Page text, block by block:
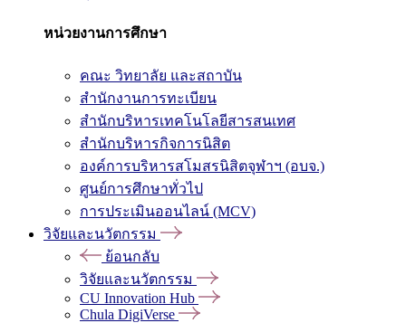
หน่วยงานการศึกษา
คณะ วิทยาลัย และสถาบัน
สำนักงานการทะเบียน
สำนักบริหารเทคโนโลยีสารสนเทศ
สำนักบริหารกิจการนิสิต
องค์การบริหารสโมสรนิสิตจุฬาฯ (อบจ.)
ศูนย์การศึกษาทั่วไป
การประเมินออนไลน์ (MCV)
วิจัยและนวัตกรรม
ย้อนกลับ
วิจัยและนวัตกรรม
CU Innovation Hub
Chula DigiVerse